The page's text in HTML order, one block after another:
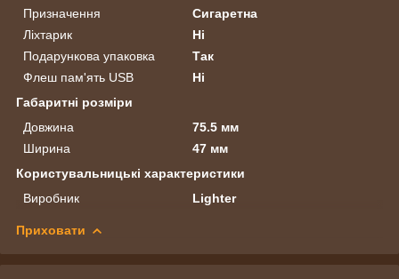
Призначення
Сигаретна
Ліхтарик
Ні
Подарункова упаковка
Так
Флеш пам'ять USB
Ні
Габаритні розміри
Довжина
75.5 мм
Ширина
47 мм
Користувальницькі характеристики
Виробник
Lighter
Приховати